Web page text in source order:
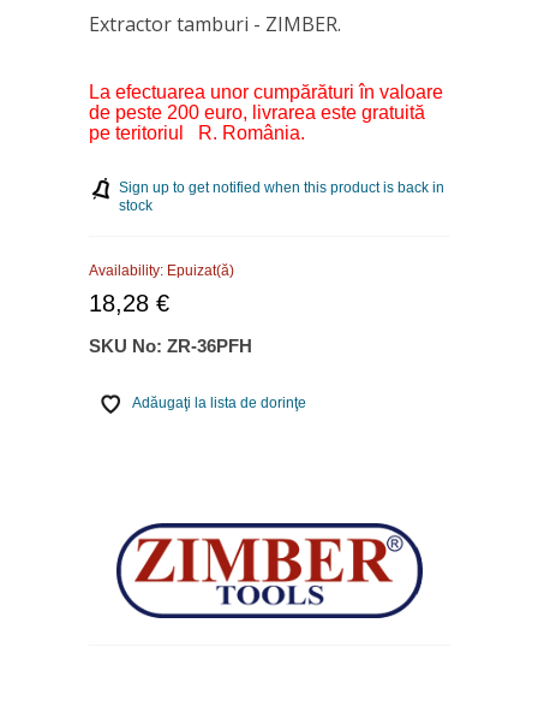
Extractor tamburi - ZIMBER.
La efectuarea unor cumpărături în valoare
de peste 200 euro, livrarea este gratuită
pe teritoriul R. România.
Sign up to get notified when this product is back in
stock
Availability: Epuizat(ă)
18,28 €
SKU No: ZR-36PFH
Adăugaţi la lista de dorinţe